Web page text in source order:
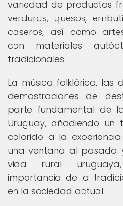
variedad de productos
verduras, quesos,
caseros, así como
con materiales
tradicionales.
La música folklórica, las
demostraciones de
parte fundamental de
Uruguay, añadiendo
colorido a la
una ventana al pasado
vida rural
importancia de la
en la sociedad actual.